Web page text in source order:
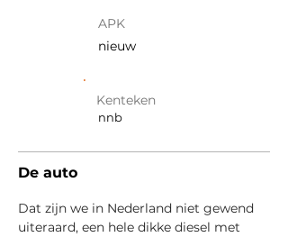
APK
nieuw
Kenteken
nnb
De auto
Dat zijn we in Nederland niet gewend
uiteraard, een hele dikke diesel met